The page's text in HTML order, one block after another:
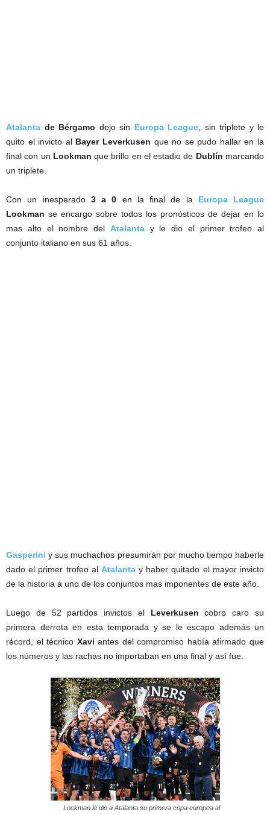
Atalanta de Bérgamo dejo sin Europa League, sin triplete y le
quito el invicto al Bayer Leverkusen que no se pudo hallar en la
final con un Lookman que brillo en el estadio de Dublín marcando
un triplete.
Con un inesperado 3 a 0 en la final de laEuropa League
Lookman se encargo sobre todos los pronósticos de dejar en lo
mas alto el nombre del Atalantay le dio el primer trofeo al
conjunto italiano en sus 61 años.
Gasperini y sus muchachos presumirán por mucho tiempo haberle
dado el primer trofeo al Atalantay haber quitado el mayor invicto
de la historia a uno de los conjuntos mas imponentes de este año.
Luego de 52 partidos invictos el Leverkusen cobro caro su
primera derrota en esta temporada y se le escapo además un
récord, el técnico Xavi antes del compromiso había afirmado que
los números y las rachas no importaban en una final y así fue.
Lookman le dio a Atalanta su primera copa europea al